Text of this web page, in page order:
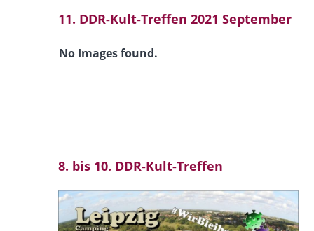
11. DDR-Kult-Treffen 2021 September
No Images found.
8. bis 10. DDR-Kult-Treffen